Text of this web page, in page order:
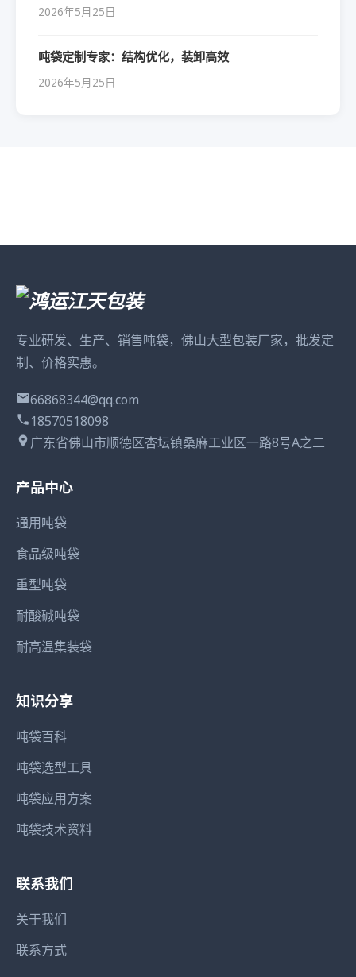
2026年5月25日
吨袋定制专家：结构优化，装卸高效
2026年5月25日
专业研发、生产、销售吨袋，佛山大型包装厂家，批发定
制、价格实惠。
66868344@qq.com
18570518098
广东省佛山市顺德区杏坛镇桑麻工业区一路8号A之二
产品中心
通用吨袋
食品级吨袋
重型吨袋
耐酸碱吨袋
耐高温集装袋
知识分享
吨袋百科
吨袋选型工具
吨袋应用方案
吨袋技术资料
联系我们
关于我们
联系方式